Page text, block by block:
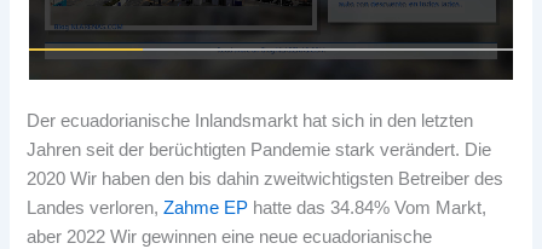
Der ecuadorianische Inlandsmarkt hat sich in den letzten
Jahren seit der berüchtigten Pandemie stark verändert. Die
2020 Wir haben den bis dahin zweitwichtigsten Betreiber des
Landes verloren,Zahme EP hatte das 34.84% Vom Markt,
aber 2022 Wir gewinnen eine neue ecuadorianische